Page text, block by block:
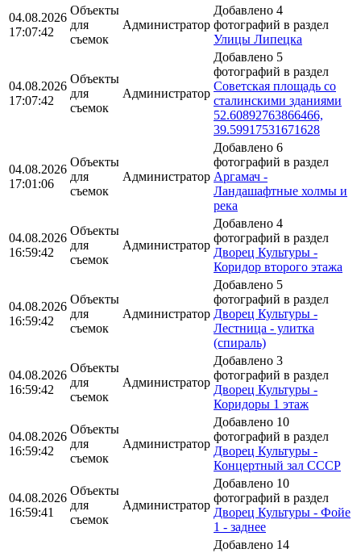
04.08.2026
17:07:42
Объекты
для
съемок
Администратор
Добавлено 4
фотографий в раздел
Улицы Липецка
04.08.2026
17:07:42
Объекты
для
съемок
Администратор
Добавлено 5
фотографий в раздел
Советская площадь со
сталинскими зданиями
52.60892763866466,
39.59917531671628
04.08.2026
17:01:06
Объекты
для
съемок
Администратор
Добавлено 6
фотографий в раздел
Аргамач -
Ландашафтные холмы и
река
04.08.2026
16:59:42
Объекты
для
съемок
Администратор
Добавлено 4
фотографий в раздел
Дворец Культуры -
Коридор второго этажа
04.08.2026
16:59:42
Объекты
для
съемок
Администратор
Добавлено 5
фотографий в раздел
Дворец Культуры -
Лестница - улитка
(спираль)
04.08.2026
16:59:42
Объекты
для
съемок
Администратор
Добавлено 3
фотографий в раздел
Дворец Культуры -
Коридоры 1 этаж
04.08.2026
16:59:42
Объекты
для
съемок
Администратор
Добавлено 10
фотографий в раздел
Дворец Культуры -
Концертный зал СССР
04.08.2026
16:59:41
Объекты
для
съемок
Администратор
Добавлено 10
фотографий в раздел
Дворец Культуры - Фойе
1 - заднее
Добавлено 14